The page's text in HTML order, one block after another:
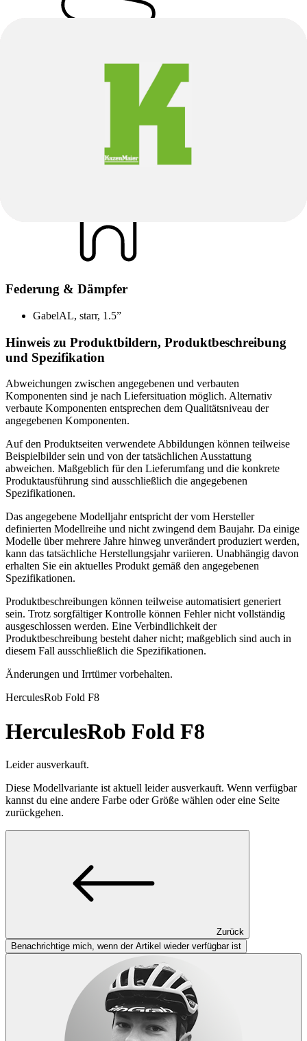
KALLOY SP-DC1, 400 mm, Ø27.2 mm
Federung & Dämpfer
GabelAL, starr, 1.5”
Hinweis zu Produktbildern, Produktbeschreibung
und Spezifikation
Abweichungen zwischen angegebenen und verbauten
Komponenten sind je nach Liefersituation möglich. Alternativ
verbaute Komponenten entsprechen dem Qualitätsniveau der
angegebenen Komponenten.
Auf den Produktseiten verwendete Abbildungen können teilweise
Beispielbilder sein und von der tatsächlichen Ausstattung
abweichen. Maßgeblich für den Lieferumfang und die konkrete
Produktausführung sind ausschließlich die angegebenen
Spezifikationen.
Das angegebene Modelljahr entspricht der vom Hersteller
definierten Modellreihe und nicht zwingend dem Baujahr. Da einige
Modelle über mehrere Jahre hinweg unverändert produziert werden,
kann das tatsächliche Herstellungsjahr variieren. Unabhängig davon
erhalten Sie ein aktuelles Produkt gemäß den angegebenen
Spezifikationen.
Produktbeschreibungen können teilweise automatisiert generiert
sein. Trotz sorgfältiger Kontrolle können Fehler nicht vollständig
ausgeschlossen werden. Eine Verbindlichkeit der
Produktbeschreibung besteht daher nicht; maßgeblich sind auch in
diesem Fall ausschließlich die Spezifikationen.
Änderungen und Irrtümer vorbehalten.
HerculesRob Fold F8
HerculesRob Fold F8
Leider ausverkauft.
Diese Modellvariante ist aktuell leider ausverkauft. Wenn verfügbar
kannst du eine andere Farbe oder Größe wählen oder eine Seite
zurückgehen.
Zurück
Benachrichtige mich, wenn der Artikel wieder verfügbar ist